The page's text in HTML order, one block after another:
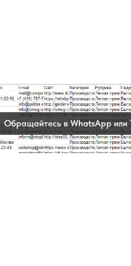
Обращайтесь в WhatsApp или